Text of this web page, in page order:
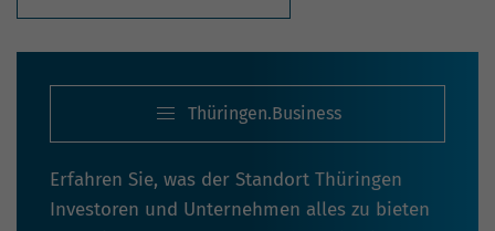
Thüringen.Business
Erfahren Sie, was der Standort Thüringen
Investoren und Unternehmen alles zu bieten